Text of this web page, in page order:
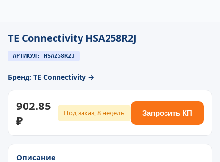
TE Connectivity HSA258R2J
АРТИКУЛ: HSA258R2J
Бренд: TE Connectivity →
902.85
₽
Под заказ, 8 недель Запросить КП
Описание